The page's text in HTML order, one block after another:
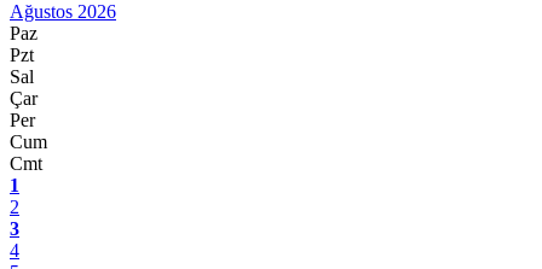
Ağustos 2026
Paz
Pzt
Sal
Çar
Per
Cum
Cmt
1
2
3
4